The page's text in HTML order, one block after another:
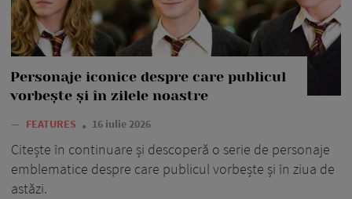
Personaje iconice despre care publicul
vorbește și în zilele noastre
— FEATURES 16 iulie 2026
Citește în continuare și descoperă o serie de personaje
emblematice despre care publicul vorbește și în ziua de
astăzi.